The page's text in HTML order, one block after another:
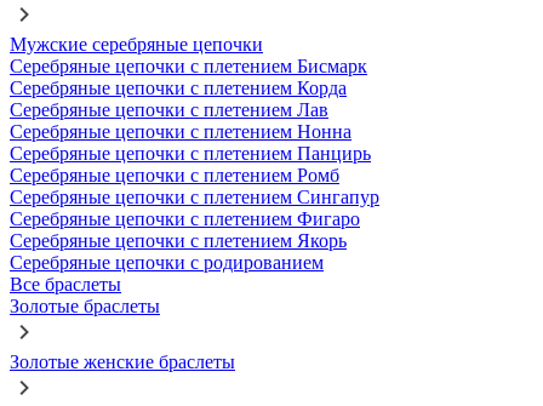
Мужские серебряные цепочки
Серебряные цепочки с плетением Бисмарк
Серебряные цепочки с плетением Корда
Серебряные цепочки с плетением Лав
Серебряные цепочки с плетением Нонна
Серебряные цепочки с плетением Панцирь
Серебряные цепочки с плетением Ромб
Серебряные цепочки с плетением Сингапур
Серебряные цепочки с плетением Фигаро
Серебряные цепочки с плетением Якорь
Серебряные цепочки с родированием
Все браслеты
Золотые браслеты
Золотые женские браслеты